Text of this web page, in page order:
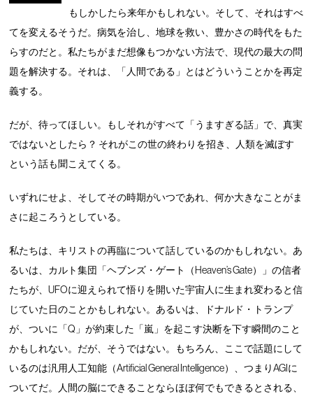
もしかしたら来年かもしれない。そして、それはすべ
てを変えるそうだ。病気を治し、地球を救い、豊かさの時代をもた
らすのだと。私たちがまだ想像もつかない方法で、現代の最大の問
題を解決する。それは、「人間である」とはどういうことかを再定
義する。
だが、待ってほしい。もしそれがすべて「うますぎる話」で、真実
ではないとしたら？ それがこの世の終わりを招き、人類を滅ぼす
という話も聞こえてくる。
いずれにせよ、そしてその時期がいつであれ、何か大きなことがま
さに起ころうとしている。
私たちは、キリストの再臨について話しているのかもしれない。あ
るいは、カルト集団「ヘブンズ・ゲート（Heaven’s Gate）」の信者
たちが、UFOに迎えられて悟りを開いた宇宙人に生まれ変わると信
じていた日のことかもしれない。あるいは、ドナルド・トランプ
が、ついに「Q」が約束した「嵐」を起こす決断を下す瞬間のこと
かもしれない。だが、そうではない。もちろん、ここで話題にして
いるのは汎用人工知能（Artificial General Intelligence）、つまりAGIに
ついてだ。人間の脳にできることならほぼ何でもできるとされる、